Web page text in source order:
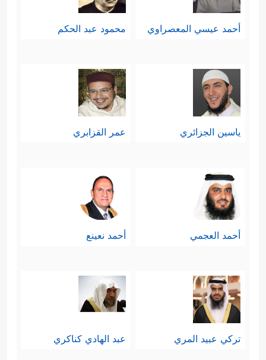
أحمد عيسي المعصراوي محمود عبد الحكم
ياسين الجزائري عمر القزابري
أحمد العجمي أحمد نعينع
تركي عبيد المري عبد الهادي كناكري